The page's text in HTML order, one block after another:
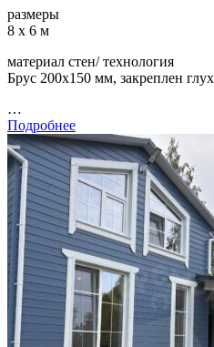
размеры
8 х 6 м
материал стен/ технология
Брус 200х150 мм, закреплен
…
Подробнее